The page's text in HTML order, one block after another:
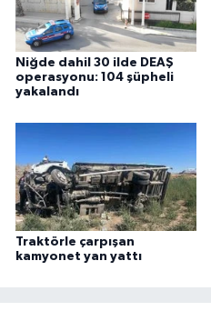
Niğde dahil 30 ilde DEAŞ
operasyonu: 104 şüpheli
yakalandı
Traktörle çarpışan
kamyonet yan yattı